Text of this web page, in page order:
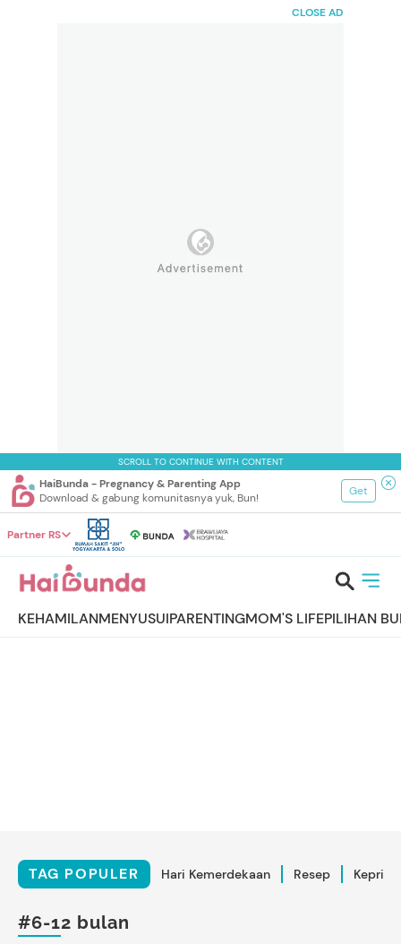
CLOSE AD
SCROLL TO CONTINUE WITH CONTENT
HaiBunda - Pregnancy & Parenting App
Download & gabung komunitasnya yuk, Bun!
Get
Partner RS
KEHAMILANMENYUSUIPARENTINGMOM'S LIFEPILIHAN
TAG POPULER Hari Kemerdekaan Resep
#6-12 bulan